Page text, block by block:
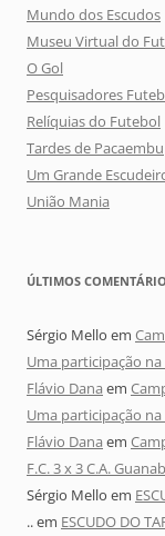
Mundo dos Escudos
Museu Virtual do
O Gol
Pesquisadores
Relíquias do Futebol
Tardes de Pacaembu
Um Grande
União Mania
ÚLTIMOS
Sérgio Mello em
Uma participação na
Flávio Dana em
Uma participação na
Flávio Dana em
F.C. 3 x 3 C.A.
Sérgio Mello em
..em ESCUDO DO